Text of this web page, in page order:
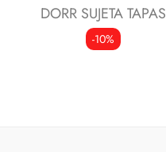
DORR SUJETA TAPAS
-10%